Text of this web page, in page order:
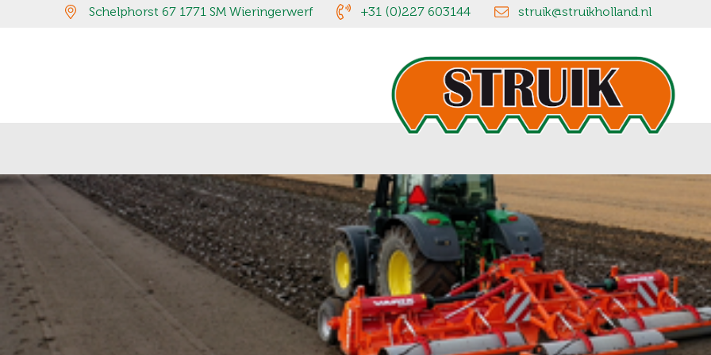
Schelphorst 67 1771 SM Wieringerwerf +31 (0)227 603144 struik@struikholland.nl